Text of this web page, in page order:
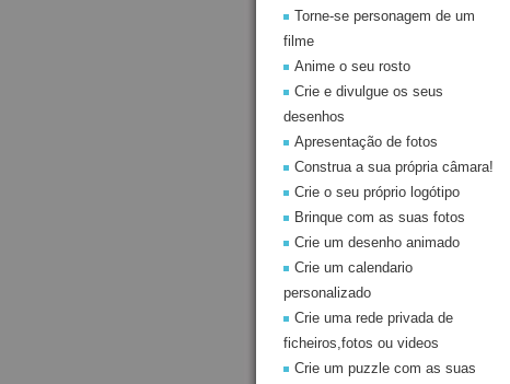
Torne-se personagem de um
filme
Anime o seu rosto
Crie e divulgue os seus
desenhos
Apresentação de fotos
Construa a sua própria câmara!
Crie o seu próprio logótipo
Brinque com as suas fotos
Crie um desenho animado
Crie um calendario
personalizado
Crie uma rede privada de
ficheiros,fotos ou videos
Crie um puzzle com as suas